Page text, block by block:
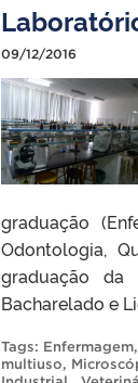
09/12/2016
graduação
Odontologia,
graduação da
Bacharelado e
Tags: Enfermagem,
multiuso,